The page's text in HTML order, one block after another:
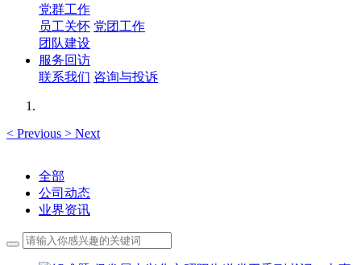
党群工作
员工关怀 党团工作
团队建设
服务回访
联系我们 咨询与投诉
< Previous > Next
全部
公司动态
业界资讯